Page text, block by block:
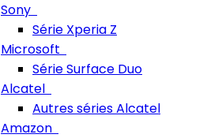
Sony
Série Xperia Z
Microsoft
Série Surface Duo
Alcatel
Autres séries Alcatel
Amazon